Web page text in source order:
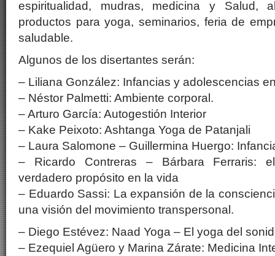
espiritualidad, mudras, medicina y Salud,
productos para yoga, seminarios, feria de
saludable.
Algunos de los disertantes serán:
– Liliana González: Infancias y adolescencias
– Néstor Palmetti: Ambiente corporal.
– Arturo García: Autogestión Interior
– Kake Peixoto: Ashtanga Yoga de Patanjali
– Laura Salomone – Guillermina Huergo:
– Ricardo Contreras – Bárbara Ferraris:
verdadero propósito en la vida
– Eduardo Sassi: La expansión de la
una visión del movimiento transpersonal.
– Diego Estévez: Naad Yoga – El yoga del
– Ezequiel Agüero y Marina Zárate: Medicina